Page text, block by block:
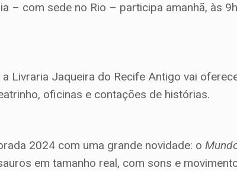
– com sede no Rio – participa amanhã, às
Livraria Jaqueira do Recife Antigo vai
oficinas e contações de histórias.
2024 com uma grande novidade: o
em tamanho real, com sons e